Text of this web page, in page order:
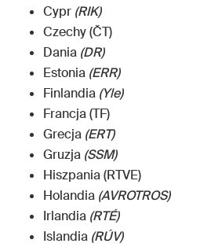
Cypr (RIK)
Czechy (ČT)
Dania (DR)
Estonia (ERR)
Finlandia (Yle)
Francja (TF)
Grecja (ERT)
Gruzja (SSM)
Hiszpania (RTVE)
Holandia (AVROTROS)
Irlandia (RTÉ)
Islandia (RÚV)